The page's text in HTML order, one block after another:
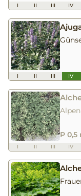
I II III IV
I II III IV
P
I II III IV